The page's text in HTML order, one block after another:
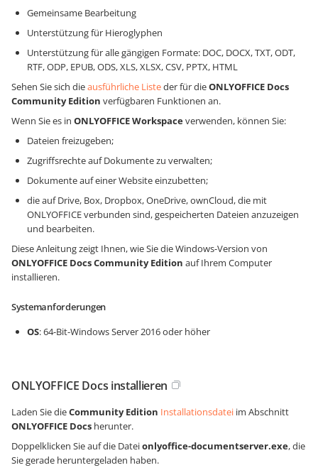
Gemeinsame Bearbeitung
Unterstützung für Hieroglyphen
Unterstützung für alle gängigen Formate: DOC, DOCX, TXT, ODT,
RTF, ODP, EPUB, ODS, XLS, XLSX, CSV, PPTX, HTML
Sehen Sie sich dieausführliche Listeder für dieONLYOFFICE Docs
Community Edition verfügbaren Funktionen an.
Wenn Sie es in ONLYOFFICE Workspaceverwenden, können Sie:
Dateien freizugeben;
Zugriffsrechte auf Dokumente zu verwalten;
Dokumente auf einer Website einzubetten;
die auf Drive, Box, Dropbox, OneDrive, ownCloud, die mit
ONLYOFFICE verbunden sind, gespeicherten Dateien anzuzeigen
und bearbeiten.
Diese Anleitung zeigt Ihnen, wie Sie die Windows-Version von
ONLYOFFICE Docs Community Edition auf Ihrem Computer
installieren.
Systemanforderungen
OS: 64-Bit-Windows Server 2016 oder höher
ONLYOFFICE Docs installieren
Laden Sie dieCommunity Edition Installationsdatei im Abschnitt
ONLYOFFICE Docs herunter.
Doppelklicken Sie auf die Dateionlyoffice-documentserver.exe, die
Sie gerade heruntergeladen haben.